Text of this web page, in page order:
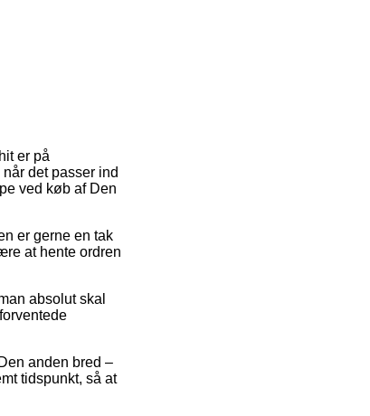
er på
det passer ind
ved køb af Den
er gerne en tak
at hente ordren
absolut skal
anden bred –
tidspunkt, så at